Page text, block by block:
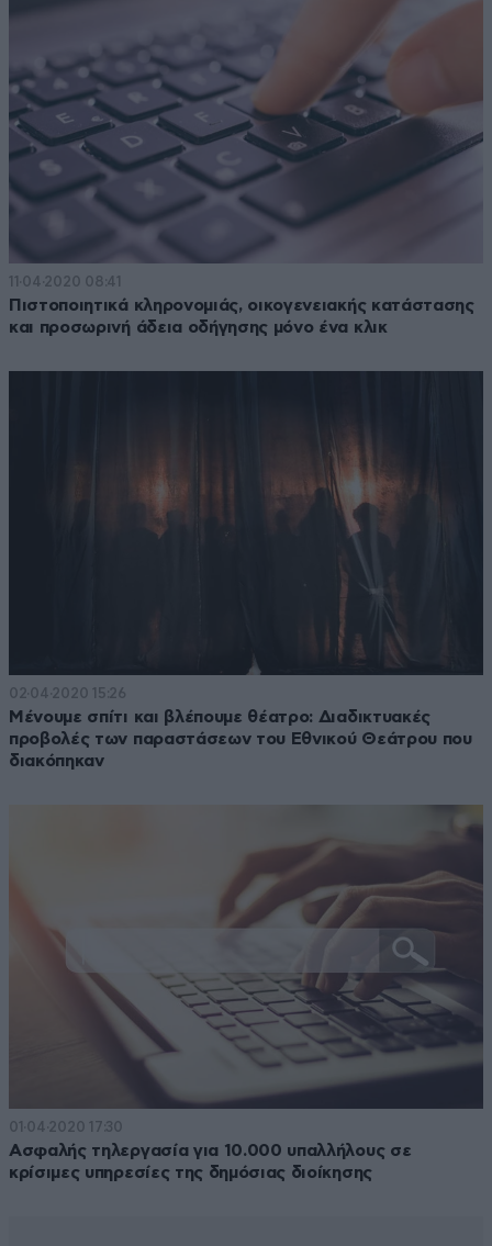
11·04·2020 08:41
Πιστοποιητικά κληρονομιάς, οικογενειακής κατάστασης
και προσωρινή άδεια οδήγησης μόνο ένα κλικ
02·04·2020 15:26
Μένουμε σπίτι και βλέπουμε θέατρο: Διαδικτυακές
προβολές των παραστάσεων του Εθνικού Θεάτρου που
διακόπηκαν
01·04·2020 17:30
Ασφαλής τηλεργασία για 10.000 υπαλλήλους σε
κρίσιμες υπηρεσίες της δημόσιας διοίκησης